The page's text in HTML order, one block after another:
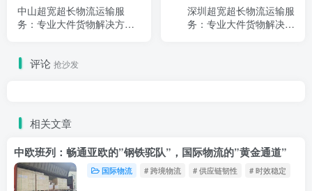
中山超宽超长物流运输服
务：专业大件货物解决方
深圳超宽超长物流运输服
务：专业大件货物解决方
评论 抢沙发
相关文章
中欧班列：畅通亚欧的”钢铁驼队”，国际物流的”黄金通道”
国际物流 # 跨境物流 # 供应链韧性 # 时效稳定